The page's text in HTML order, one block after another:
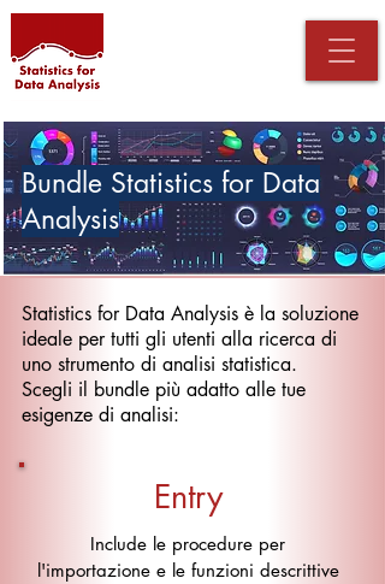
Bundle Statistics for Data
Analysis
Statistics for Data Analysis è la soluzione
ideale per tutti gli utenti alla ricerca di
uno strumento di analisi statistica.
Scegli il bundle più adatto alle tue
esigenze di analisi:
Entry
Include le procedure per
l'importazione e le funzioni descrittive